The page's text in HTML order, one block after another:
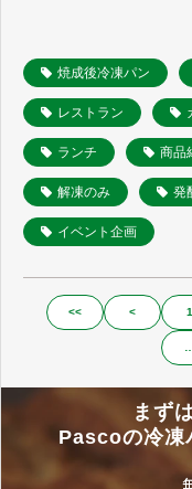
焼成後冷凍パン
レストラン
ランチ 商品
解凍のみ 発
イベント企画
<< < 1
まず
Pascoの冷凍